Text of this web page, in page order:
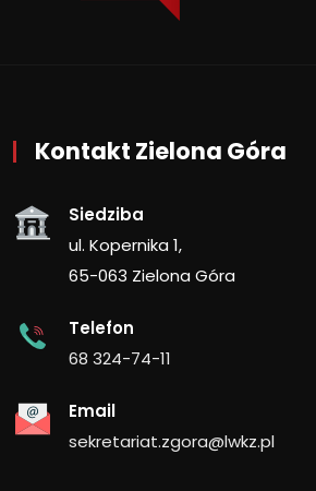
Kontakt Zielona Góra
Siedziba
ul. Kopernika 1,
65-063 Zielona Góra
Telefon
68 324-74-11
Email
sekretariat.zgora@lwkz.pl